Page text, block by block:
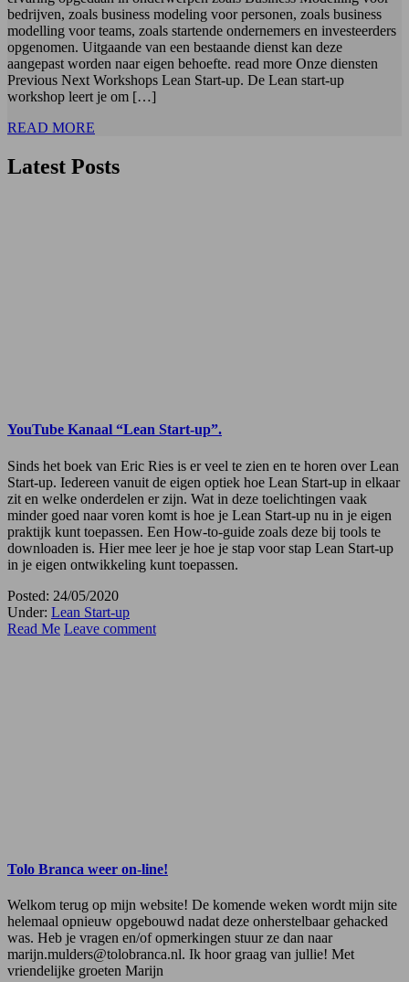
bedrijven, zoals business modeling voor personen, zoals business
modelling voor teams, zoals startende ondernemers en investeerders
opgenomen. Uitgaande van een bestaande dienst kan deze
aangepast worden naar eigen behoefte. read more Onze diensten
Previous Next Workshops Lean Start-up. De Lean start-up
workshop leert je om […]
READ MORE
Latest Posts
YouTube Kanaal “Lean Start-up”.
Sinds het boek van Eric Ries is er veel te zien en te horen over Lean
Start-up. Iedereen vanuit de eigen optiek hoe Lean Start-up in elkaar
zit en welke onderdelen er zijn. Wat in deze toelichtingen vaak
minder goed naar voren komt is hoe je Lean Start-up nu in je eigen
praktijk kunt toepassen. Een How-to-guide zoals deze bij tools te
downloaden is. Hier mee leer je hoe je stap voor stap Lean Start-up
in je eigen ontwikkeling kunt toepassen.
Posted: 24/05/2020
Under: Lean Start-up
Read Me Leave comment
Tolo Branca weer on-line!
Welkom terug op mijn website! De komende weken wordt mijn site
helemaal opnieuw opgebouwd nadat deze onherstelbaar gehacked
was. Heb je vragen en/of opmerkingen stuur ze dan naar
marijn.mulders@tolobranca.nl. Ik hoor graag van jullie! Met
vriendelijke groeten Marijn